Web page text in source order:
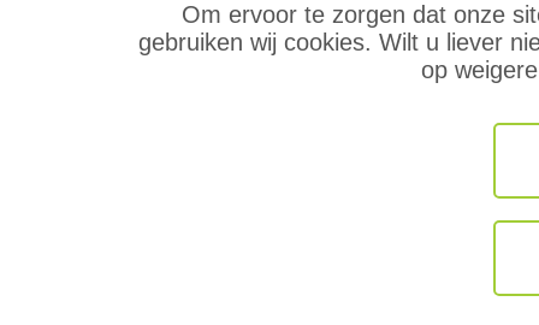
Om ervoor te zorgen dat onze
gebruiken wij cookies. Wilt u liever
op